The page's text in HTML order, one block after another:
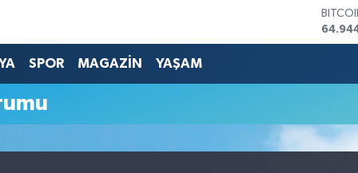
GRAM
SPOR MAGAZİN YAŞAM